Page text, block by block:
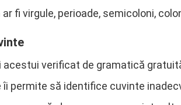
fi virgule, perioade, semicoloni,
acestui verificat de gramatică
îi permite să identifice cuvinte